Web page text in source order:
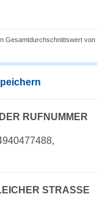
Gesamtdurchschnittswert von
RUFNUMMER
STRASSE